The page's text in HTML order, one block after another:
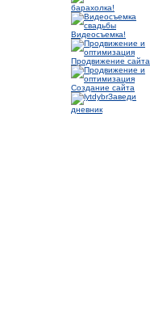
барахолка!
Видеосъемка!
Продвижение сайта
Создание сайта
Заведи
дневник